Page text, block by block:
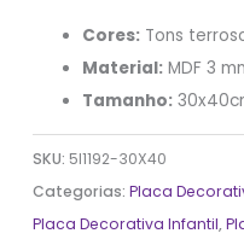
Cores: Tons
Material: MDF 3
Tamanho:
SKU: 5I1192-30X40
Categorias:Placa
Placa Decorativa Infantil,